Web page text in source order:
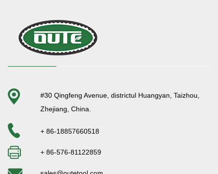
#30 Qingfeng Avenue, districtul Huangyan, Taizhou,
Zhejiang, China.
+ 86-18857660518
+ 86-576-81122859